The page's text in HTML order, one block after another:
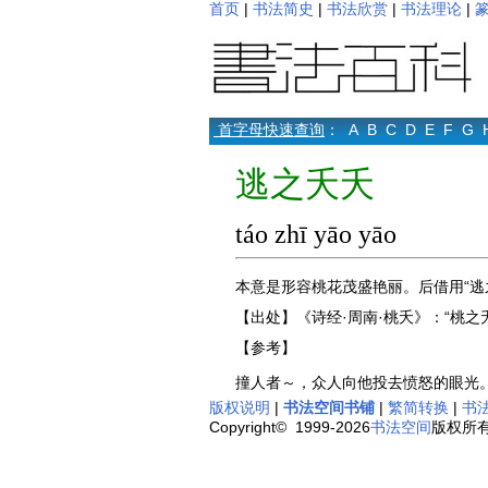
首页 | 书法简史 | 书法欣赏 | 书法理论 |
首字母快速查询： A B C D E F G
逃之夭夭
táo zhī yāo yāo
本意是形容桃花茂盛艳丽。后借用“
【出处】《诗经·周南·桃夭》：“桃
【参考】
撞人者～，众人向他投去愤怒的眼光
版权说明 | 书法空间书铺 | 繁简转换 | 书
Copyright© 1999-2026书法空间版权所